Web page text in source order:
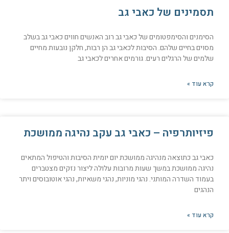
תסמינים של כאבי גב
הסימנים והסימפטומים של כאבי גב רוב האנשים חווים כאבי גב בשלב
מסוים בחיים שלהם. הסיבות לכאבי גב הן רבות, חלקן נובעות מחיים
שלמים של הרגלים רעים. גורמים אחרים לכאבי גב
קרא עוד »
פיזיותרפיה – כאבי גב עקב נהיגה ממושכת
כאבי גב כתוצאה מנהיגה ממושכת יום יומית הסיבות והטיפול המתאים
נהיגה ממושכת במשך שעות מרובות עלולה ליצור נזקים מצטברים
בעמוד השדרה המותני. נהגי מוניות, נהגי משאיות, נהגי אוטובוסים ויתר
הנהגים
קרא עוד »